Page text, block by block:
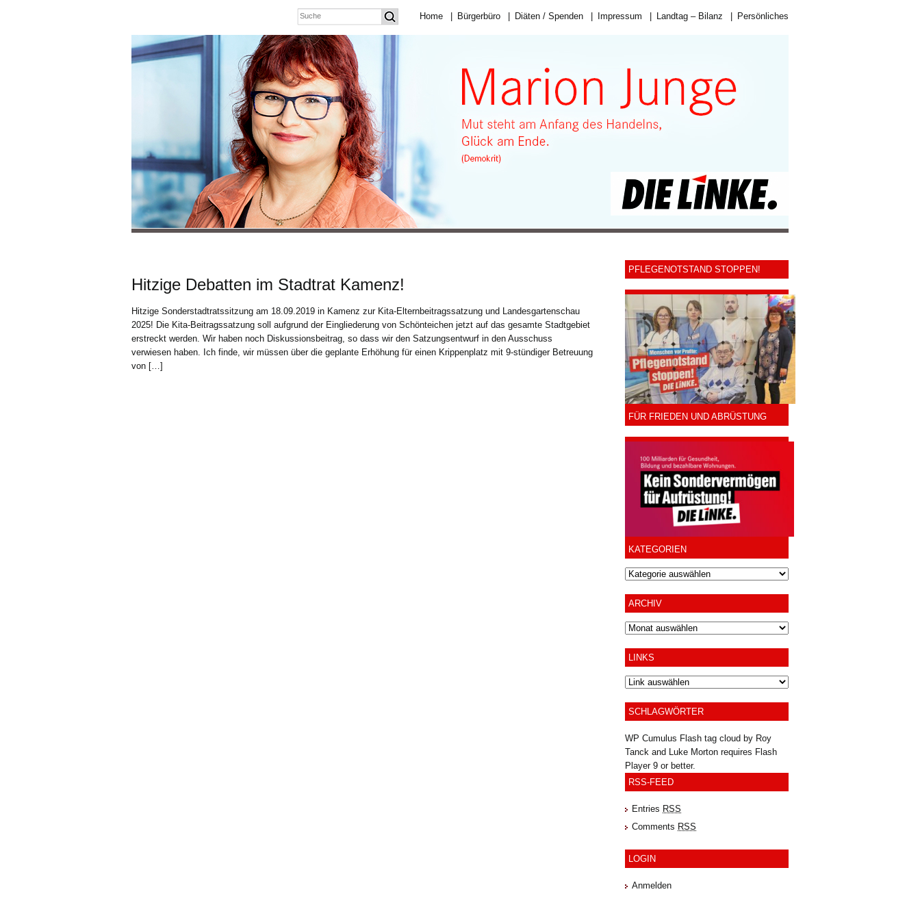
Home Bürgerbüro Diäten / Spenden Impressum Landtag – Bilanz Persönliches
Hitzige Debatten im Stadtrat Kamenz!
Hitzige Sonderstadtratssitzung am 18.09.2019 in Kamenz zur Kita-Elternbeitragssatzung und Landesgartenschau
2025! Die Kita-Beitragssatzung soll aufgrund der Eingliederung von Schönteichen jetzt auf das gesamte Stadtgebiet
erstreckt werden. Wir haben noch Diskussionsbeitrag, so dass wir den Satzungsentwurf in den Ausschuss
verwiesen haben. Ich finde, wir müssen über die geplante Erhöhung für einen Krippenplatz mit 9-stündiger Betreuung
von […]
PFLEGENOTSTAND STOPPEN!
FÜR FRIEDEN UND ABRÜSTUNG
KATEGORIEN
ARCHIV
Archiv
LINKS
SCHLAGWÖRTER
WP Cumulus Flash tag cloud by Roy
Tanck and Luke Morton requires Flash
Player9 or better.
RSS-FEED
Entries RSS
Comments RSS
LOGIN
Anmelden